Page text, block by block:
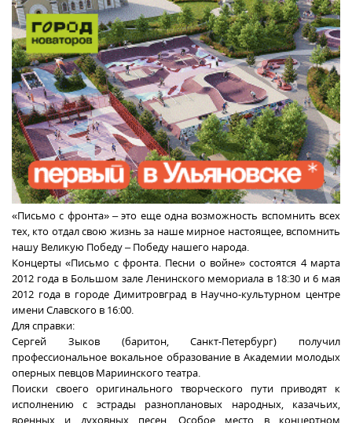
«Письмо с фронта» – это еще одна возможность вспомнить всех
тех, кто отдал свою жизнь за наше мирное настоящее, вспомнить
нашу Великую Победу – Победу нашего народа.
Концерты «Письмо с фронта. Песни о войне» состоятся 4 марта
2012 года в Большом зале Ленинского мемориала в 18:30 и 6 мая
2012 года в городе Димитровград в Научно-культурном центре
имени Славского в 16:00.
Для справки:
Сергей Зыков (баритон, Санкт-Петербург) получил
профессиональное вокальное образование в Академии молодых
оперных певцов Мариинского театра.
Поиски своего оригинального творческого пути приводят к
исполнению с эстрады разноплановых народных, казачьих,
военных и духовных песен. Особое место в концертном